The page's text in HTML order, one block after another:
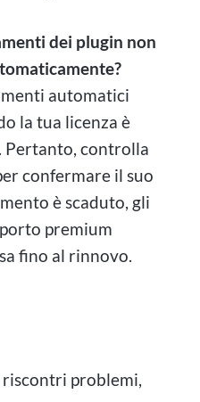
dei plugin non
automatici
la tua licenza è
Pertanto, controlla
confermare il suo
è scaduto, gli
premium
fino al rinnovo.
riscontri problemi,